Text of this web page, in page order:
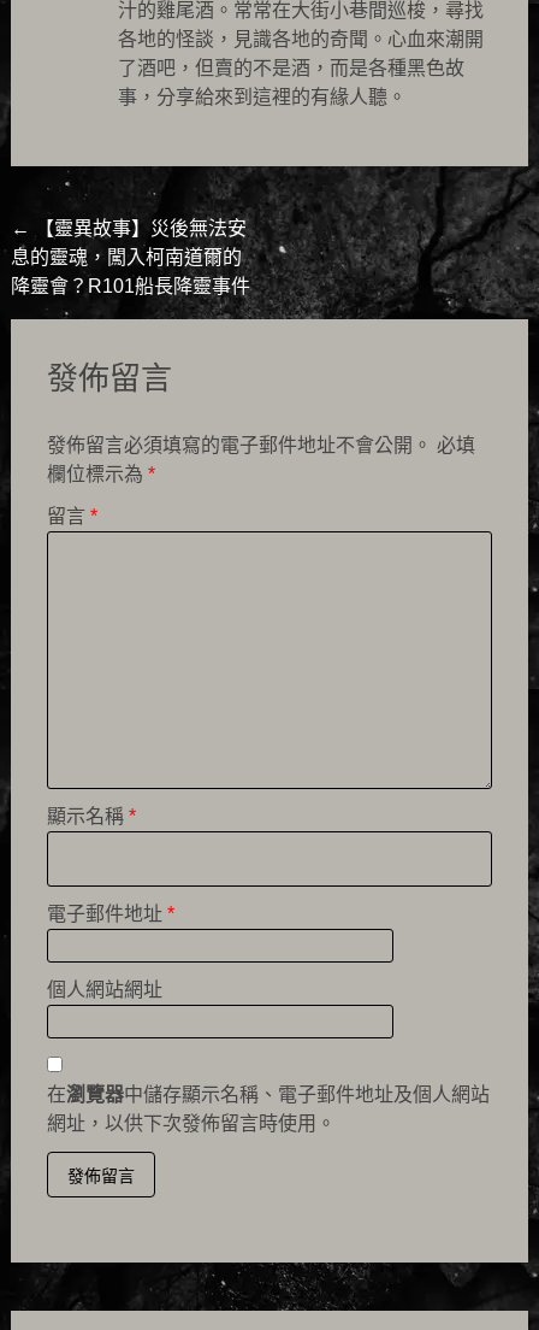
汁的雞尾酒。常常在大街小巷間巡梭，尋找
各地的怪談，見識各地的奇聞。心血來潮開
了酒吧，但賣的不是酒，而是各種黑色故
事，分享給來到這裡的有緣人聽。
Post
navigation
←
【靈異故事】災後無法安
息的靈魂，闖入柯南道爾的
降靈會？R101船長降靈事件
發佈留言
發佈留言必須填寫的電子郵件地址不會公開。 必填
欄位標示為 *
留言 *
顯示名稱 *
電子郵件地址 *
個人網站網址
在瀏覽器中儲存顯示名稱、電子郵件地址及個人網站
網址，以供下次發佈留言時使用。